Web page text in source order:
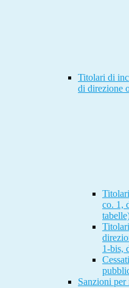
Titolari di
di direzione
co. 1,
1-bis,
Sanzioni per